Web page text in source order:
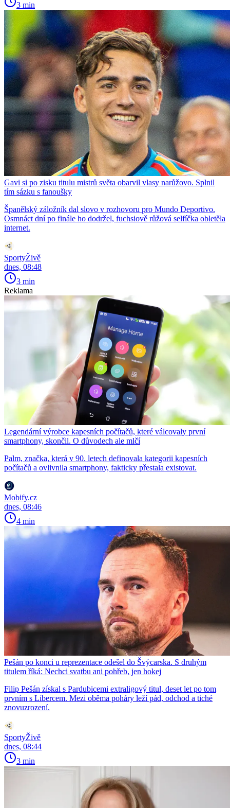
3 min
Gavi si po zisku titulu mistrů světa obarvil vlasy narůžovo. Splnil
tím sázku s fanoušky
Španělský záložník dal slovo v rozhovoru pro Mundo Deportivo.
Osmnáct dní po finále ho dodržel, fuchsiově růžová selfíčka obletěla
internet.
SportyŽivě
dnes, 08:48
3 min
Reklama
Legendární výrobce kapesních počítačů, které válcovaly první
smartphony, skončil. O důvodech ale mlčí
Palm, značka, která v 90. letech definovala kategorii kapesních
počítačů a ovlivnila smartphony, fakticky přestala existovat.
Mobify.cz
dnes, 08:46
4 min
Pešán po konci u reprezentace odešel do Švýcarska. S druhým
titulem říká: Nechci svatbu ani pohřeb, jen hokej
Filip Pešán získal s Pardubicemi extraligový titul, deset let po tom
prvním s Libercem. Mezi oběma poháry leží pád, odchod a tiché
znovuzrození.
SportyŽivě
dnes, 08:44
3 min